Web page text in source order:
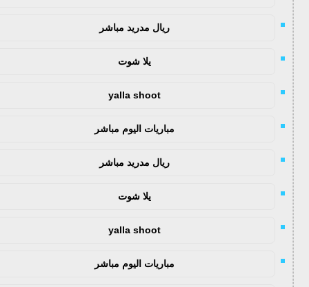
ريال مدريد مباشر
يلا شوت
yalla shoot
مباريات اليوم مباشر
ريال مدريد مباشر
يلا شوت
yalla shoot
مباريات اليوم مباشر